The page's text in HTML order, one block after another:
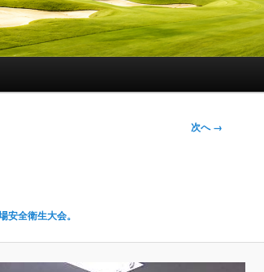
次へ →
安全衛生大会。